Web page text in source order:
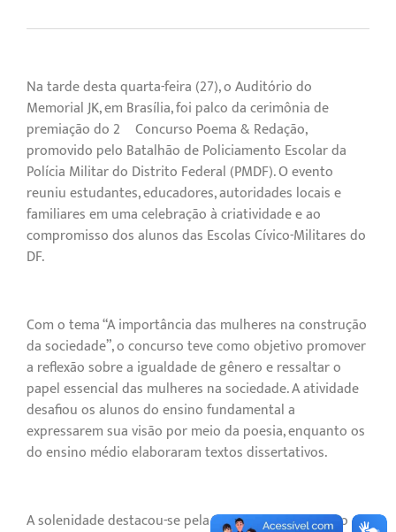
Na tarde desta quarta-feira (27), o Auditório do
Memorial JK, em Brasília, foi palco da cerimônia de
premiação do 2º Concurso Poema & Redação,
promovido pelo Batalhão de Policiamento Escolar da
Polícia Militar do Distrito Federal (PMDF). O evento
reuniu estudantes, educadores, autoridades locais e
familiares em uma celebração à criatividade e ao
compromisso dos alunos das Escolas Cívico-Militares do
DF.
Com o tema “A importância das mulheres na construção
da sociedade”, o concurso teve como objetivo promover
a reflexão sobre a igualdade de gênero e ressaltar o
papel essencial das mulheres na sociedade. A atividade
desafiou os alunos do ensino fundamental a
expressarem sua visão por meio da poesia, enquanto os
do ensino médio elaboraram textos dissertativos.
A solenidade destacou-se pela valorização do talento e